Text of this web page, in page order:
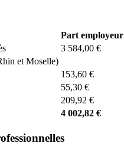
Part employeur
3 584,00 €
et Moselle)
153,60 €
55,30 €
209,92 €
4 002,82 €